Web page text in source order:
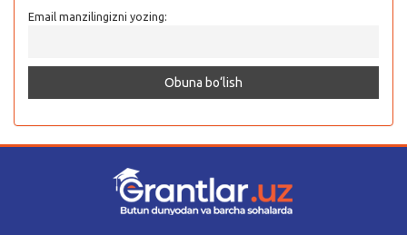
Email manzilingizni yozing: